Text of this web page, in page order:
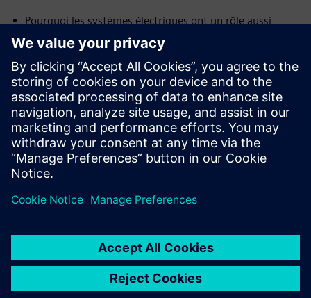
Pourquoi les systèmes électriques ont un rôle aussi
crucial dans les produits d’aujourd’hui
Les processus de conception collaborative et itérative
Comment relever les défis de la conception
électromécanique
Comment développer la collaboration entre vos équipes
de conception
Partager